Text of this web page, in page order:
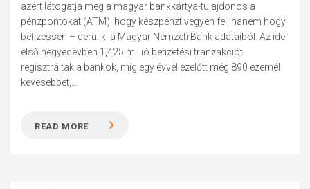
azért látogatja meg a magyar bankkártya-tulajdonos a
pénzpontokat (ATM), hogy készpénzt vegyen fel, hanem hogy
befizessen – derül ki a Magyar Nemzeti Bank adataiból. Az idei
első negyedévben 1,425 millió befizetési tranzakciót
regisztráltak a bankok, míg egy évvel ezelőtt még 890 ezernél
kevesebbet,...
READ MORE